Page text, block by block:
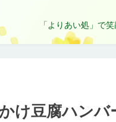
「よりあい処」で
け豆腐ハンバ